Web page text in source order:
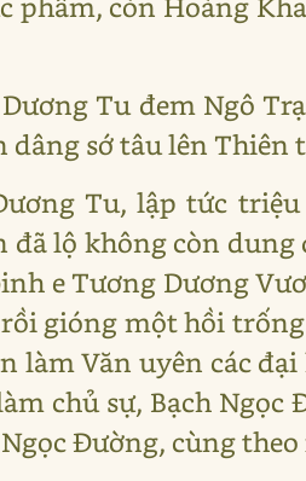
Tu đem Ngô
sớ tâu lên Thiên
Tu, lập tức
lộ không còn dung
e Tương Dương
gióng một hồi
làm Văn uyên các
chủ sự, Bạch
Đường, cùng